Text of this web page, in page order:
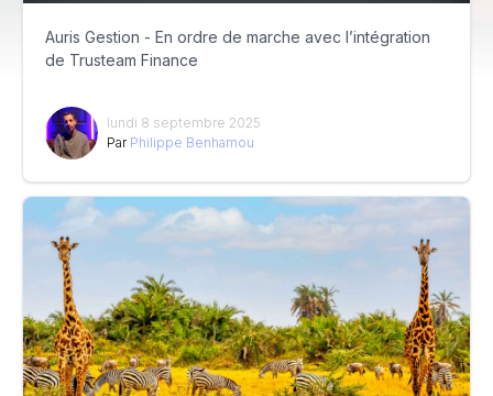
Auris Gestion - En ordre de marche avec l’intégration
de Trusteam Finance
lundi 8 septembre 2025
Par Philippe Benhamou